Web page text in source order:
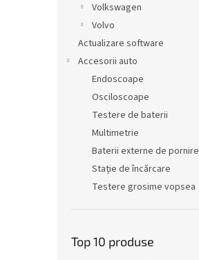
Volkswagen
Volvo
Actualizare software
Accesorii auto
Endoscoape
Osciloscoape
Testere de baterii
Multimetrie
Baterii externe de pornire
Stație de încărcare
Testere grosime vopsea
Top 10 produse